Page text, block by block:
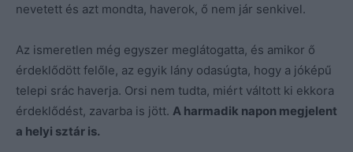
nevetett és azt mondta, haverok, ő nem jár senkivel.
Az ismeretlen még egyszer meglátogatta, és amikor ő
érdeklődött felőle, az egyik lány odasúgta, hogy a jóképű
telepi srác haverja. Orsi nem tudta, miért váltott ki ekkora
érdeklődést, zavarba is jött. A harmadik napon megjelent
a helyi sztár is.